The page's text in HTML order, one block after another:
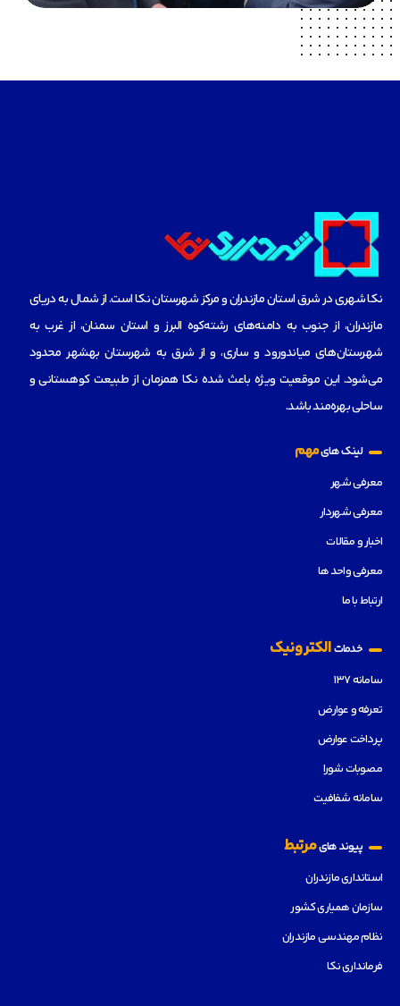
نکا شهری در شرق استان مازندران و مرکز شهرستان نکا است. از شمال به دریای
مازندران، از جنوب به دامنه‌های رشته‌کوه البرز و استان سمنان، از غرب به
شهرستان‌های میاندورود و ساری، و از شرق به شهرستان بهشهر محدود
می‌شود. این موقعیت ویژه باعث شده نکا همزمان از طبیعت کوهستانی و
ساحلی بهره‌مند باشد.
لینک هایمهم
معرفی شهر
معرفی شهردار
اخبار و مقالات
معرفی واحد ها
ارتباط با ما
خدماتالکترونیک
سامانه ۱۳۷
تعرفه و عوارض
پرداخت عوارض
مصوبات شورا
سامانه شفافیت
پیوند هایمرتبط
استانداری مازندران
سازمان همیاری کشور
نظام مهندسی مازندران
فرمانداری نکا